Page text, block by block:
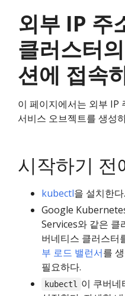
외부 IP 주
클러스터
션에 접속
이 페이지에서는 외부 IP
서비스 오브젝트를 생성
시작하기 전
kubectl을 설치한다.
Google
Services와 같은 클
버네티스 클러스터
부 로드 밸런서를
필요하다.
kubectl
이 쿠버네